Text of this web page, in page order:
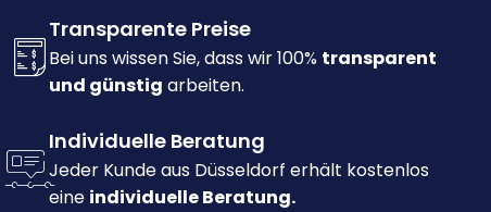
Transparente Preise
Bei uns wissen Sie, dass wir 100% transparent
und günstig arbeiten.
Individuelle Beratung
Jeder Kunde aus Düsseldorf erhält kostenlos
eine individuelle Beratung.